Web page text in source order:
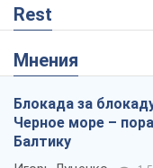
Rest
Мнения
Блокада за
Черное море –
Балтику